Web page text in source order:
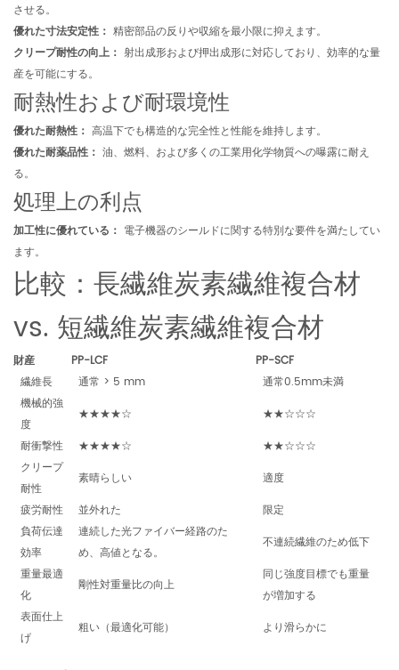
させる。
優れた寸法安定性： 精密部品の反りや収縮を最小限に抑えます。
クリープ耐性の向上： 射出成形および押出成形に対応しており、効率的な量
産を可能にする。
耐熱性および耐環境性
優れた耐熱性： 高温下でも構造的な完全性と性能を維持します。
優れた耐薬品性： 油、燃料、および多くの工業用化学物質への曝露に耐え
る。
処理上の利点
加工性に優れている： 電子機器のシールドに関する特別な要件を満たしてい
ます。
比較：長繊維炭素繊維複合材
vs. 短繊維炭素繊維複合材
財産 PP-LCF
PP-SCF
繊維長
通常 > 5 mm
通常0.5mm未満
機械的強
度
★★★★☆
★★☆☆☆
耐衝撃性
★★★★☆
★★☆☆☆
クリープ
耐性
素晴らしい
適度
疲労耐性
並外れた
限定
負荷伝達
効率
連続した光ファイバー経路のた
め、高値となる。
不連続繊維のため低下
重量最適
化
剛性対重量比の向上
同じ強度目標でも重量
が増加する
表面仕上
げ
粗い（最適化可能） より滑らかに